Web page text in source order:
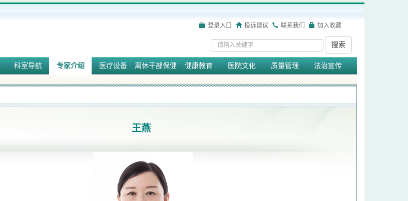
登录入口 投诉建议 联系我们 加入收藏
搜索
科室导航 专家介绍 医疗设备 离休干部保健 健康教育 医院文化 质量管理 法治宣传
王燕